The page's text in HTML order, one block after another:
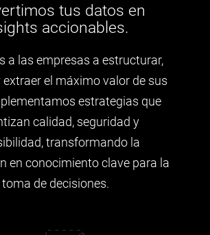
tus datos en
accionables.
a las empresas a estructurar,
extraer el máximo valor de sus
estrategias que
calidad, seguridad y
transformando la
en conocimiento clave para la
toma de decisiones.